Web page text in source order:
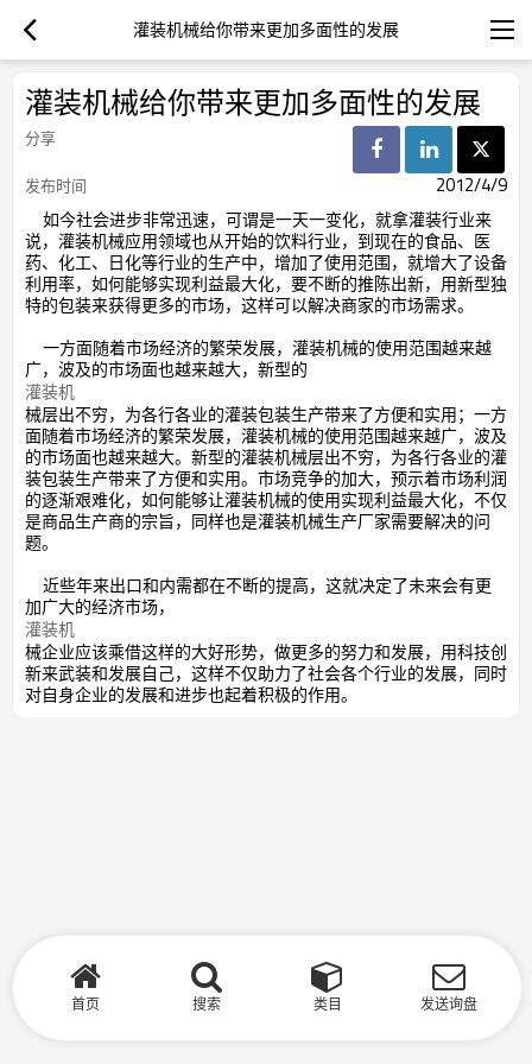
灌装机械给你带来更加多面性的发展
灌装机械给你带来更加多面性的发展
分享
发布时间
2012/4/9
如今社会进步非常迅速，可谓是一天一变化，就拿灌装行业来
说，灌装机械应用领域也从开始的饮料行业，到现在的食品、医
药、化工、日化等行业的生产中，增加了使用范围，就增大了设备
利用率，如何能够实现利益最大化，要不断的推陈出新，用新型独
特的包装来获得更多的市场，这样可以解决商家的市场需求。
一方面随着市场经济的繁荣发展，灌装机械的使用范围越来越
广，波及的市场面也越来越大，新型的
灌装机
械层出不穷，为各行各业的灌装包装生产带来了方便和实用；一方
面随着市场经济的繁荣发展，灌装机械的使用范围越来越广，波及
的市场面也越来越大。新型的灌装机械层出不穷，为各行各业的灌
装包装生产带来了方便和实用。市场竞争的加大，预示着市场利润
的逐渐艰难化，如何能够让灌装机械的使用实现利益最大化，不仅
是商品生产商的宗旨，同样也是灌装机械生产厂家需要解决的问
题。
近些年来出口和内需都在不断的提高，这就决定了未来会有更
加广大的经济市场，
灌装机
械企业应该乘借这样的大好形势，做更多的努力和发展，用科技创
新来武装和发展自己，这样不仅助力了社会各个行业的发展，同时
对自身企业的发展和进步也起着积极的作用。
首页 搜索 类目 发送询盘